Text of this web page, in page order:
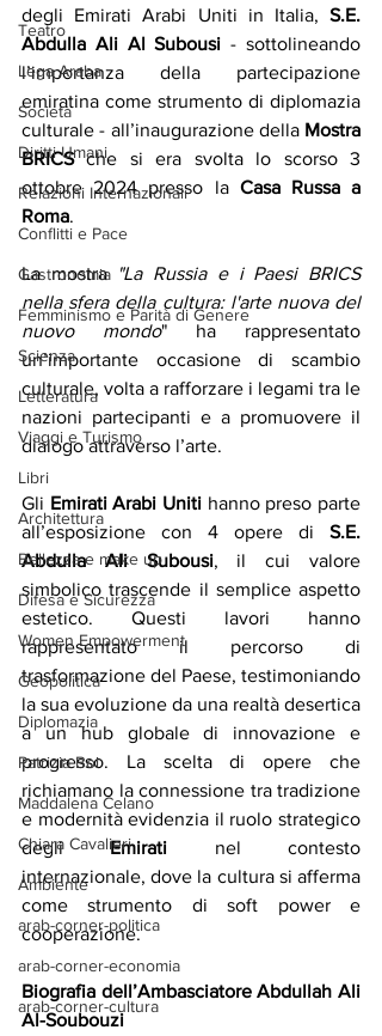
Teatro
Lega Araba
Società
Diritti Umani
Relazioni Internazionali
Conflitti e Pace
Gastronomia
Femminismo e Parità di Genere
Scienza
Letteratura
Viaggi e Turismo
Libri
Architettura
Bellezza e make up
Difesa e Sicurezza
Women Empowerment
Geopolitica
Diplomazia
Patrizia Boi
Maddalena Celano
Chiara Cavalieri
Ambiente
arab-corner-politica
arab-corner-economia
arab-corner-cultura
degli Emirati Arabi Uniti in Italia, S.E.
Abdulla Ali Al Subousi - sottolineando
l’importanza della partecipazione
emiratina come strumento di diplomazia
culturale - all’inaugurazione della Mostra
BRICS che si era svolta lo scorso 3
ottobre 2024 presso la Casa Russa a
Roma.
La mostra "La Russia e i Paesi BRICS
nella sfera della cultura: l'arte nuova del
nuovo mondo" ha rappresentato
un’importante occasione di scambio
culturale, volta a rafforzare i legami tra le
nazioni partecipanti e a promuovere il
dialogo attraverso l’arte.
Gli Emirati Arabi Uniti hanno preso parte
all’esposizione con 4 opere di S.E.
Abdulla Ali Subousi, il cui valore
simbolico trascende il semplice aspetto
estetico. Questi lavori hanno
rappresentato il percorso di
trasformazione del Paese, testimoniando
la sua evoluzione da una realtà desertica
a un hub globale di innovazione e
progresso. La scelta di opere che
richiamano la connessione tra tradizione
e modernità evidenzia il ruolo strategico
degli Emirati nel contesto
internazionale, dove la cultura si afferma
come strumento di soft power e
cooperazione.
Biografia dell’Ambasciatore Abdullah Ali
Al-Soubouzi